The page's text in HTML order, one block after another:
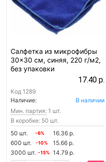
Салфетка из микрофибры
30x30 см, синяя, 220 г/м2,
без упаковки
17.40 р.
Код 1289
Наличие:
В наличии
Мин. партия: 1 шт.
В коробке: 50 шт.
50 шт.
-6%
16.36 р.
600 шт.
-10%
15.66 р.
3000 шт. -15% 14.79 р.